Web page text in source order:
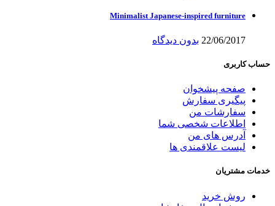
Minimalist Japanese-inspired furniture
22/06/2017 بدون دیدگاه
حساب کاربری
صفحه پیشخوان
پیگیری سفارش
سفارشات من
اطلاعات شخصی شما
آدرس های من
لیست علاقمندی ها
خدمات مشتریان
روش خرید